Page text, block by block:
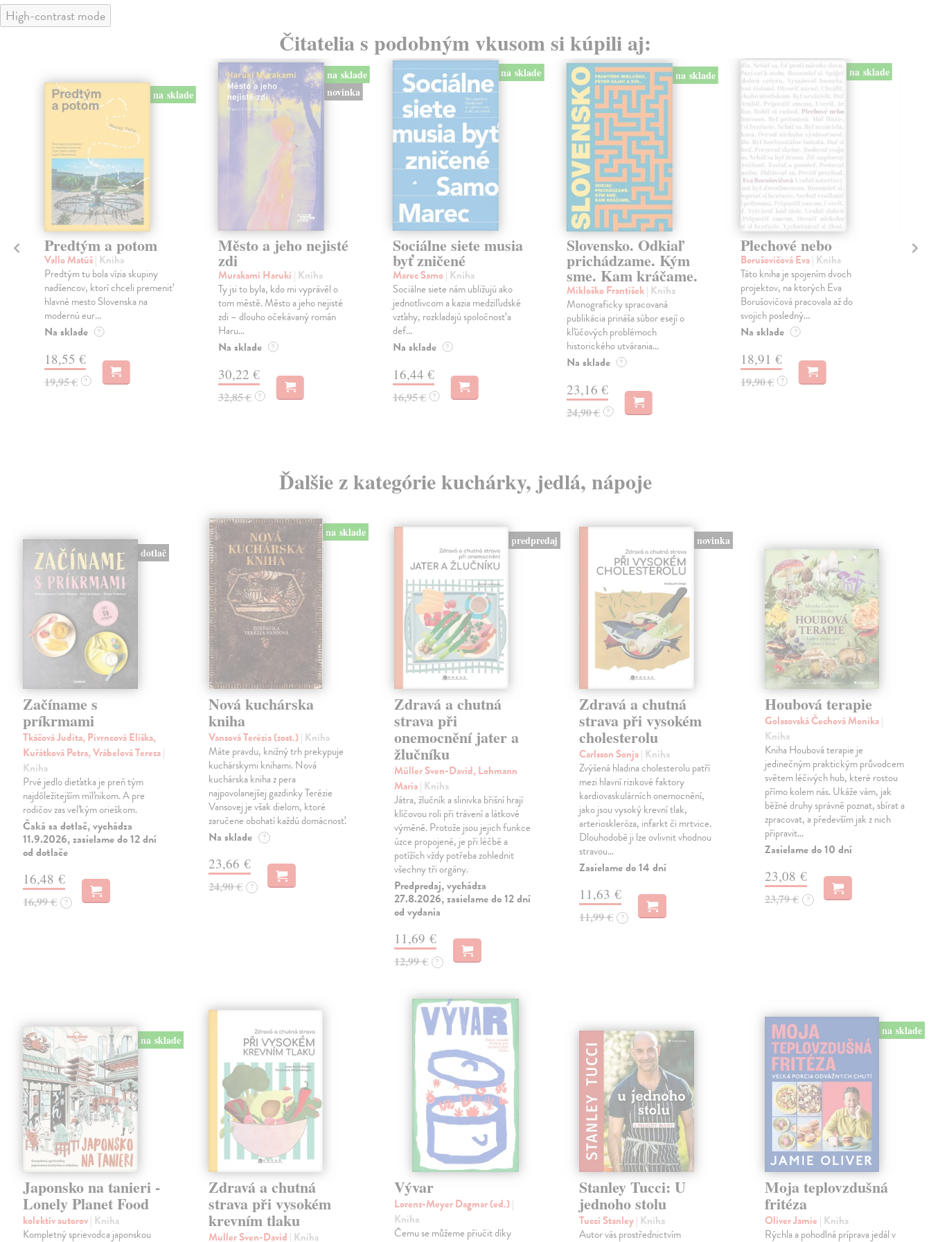
High-contrast mode
Čitatelia s podobným vkusom si kúpili aj:
na sklade
Predtým a potom
Vallo Matúš| Kniha
Predtým tu bola vízia skupiny
nadšencov, ktorí chceli premeniť
hlavné mesto Slovenska na
modernú eur...
Na sklade ?
18,55 €
19,95 € ?
na sklade
novinka
Město a jeho nejisté
zdi
Murakami Haruki | Kniha
Ty jsi to byla, kdo mi vyprávěl o
tom městě. Město a jeho nejisté
zdi – dlouho očekávaný román
Haru...
Na sklade ?
30,22 €
32,85 € ?
na sklade
Sociálne siete musia
byť zničené
Marec Samo| Kniha
Sociálne siete nám ubližujú ako
jednotlivcom a kazia medziľudské
vzťahy, rozkladajú spoločnosť a
def...
Na sklade ?
16,44 €
16,95 € ?
na sklade
Slovensko. Odkiaľ
prichádzame. Kým
sme. Kam kráčame.
Mikloško František| Kniha
Monograficky spracovaná
publikácia prináša súbor esejí o
kľúčových problémoch
historického utvárania...
Na sklade ?
23,16 €
24,90 € ?
na sklade
Plechové nebo
Borušovičová Eva| Kniha
Táto kniha je spojením dvoch
projektov, na ktorých Eva
Borušovičová pracovala až do
svojich posledný...
Na sklade ?
18,91 €
19,90 € ?
Ďalšie z kategórie kuchárky, jedlá, nápoje
dotlač
Začíname s
príkrmami
Tkáčová Judita, Pivrncová Eliška,
Kuřátková Petra, Vrábelová Tereza|
Kniha
Prvé jedlo dieťatka je preň tým
najdôležitejším míľnikom. A pre
rodičov zas veľkým orieškom.
Čaká sa dotlač, vychádza
11.9.2026, zasielame do 12 dní
od dotlače
16,48 €
16,99 € ?
na sklade
Nová kuchárska
kniha
Vansová Terézia (zost.)| Kniha
Máte pravdu, knižný trh prekypuje
kuchárskymi knihami. Nová
kuchárska kniha z pera
najpovolanejšej gazdinky Terézie
Vansovej je však dielom, ktoré
zaručene obohatí každú domácnosť.
Na sklade ?
23,66 €
24,90 € ?
predpredaj
Zdravá a chutná
strava při
onemocnění jater a
žlučníku
Müller Sven-David, Lohmann
Maria| Kniha
Játra, žlučník a slinivka břišní hrají
klíčovou roli při trávení a látkové
výměně. Protože jsou jejich funkce
úzce propojené, je při léčbě a
potížích vždy potřeba zohlednit
všechny tři orgány.
Predpredaj, vychádza
27.8.2026, zasielame do 12 dní
od vydania
11,69 €
12,99 € ?
novinka
Zdravá a chutná
strava při vysokém
cholesterolu
Carlsson Sonja| Kniha
Zvýšená hladina cholesterolu patří
mezi hlavní rizikové faktory
kardiovaskulárních onemocnění,
jako jsou vysoký krevní tlak,
arterioskleróza, infarkt či mrtvice.
Dlouhodobě ji lze ovlivnit vhodnou
stravou…
Zasielame do 14 dní
11,63 €
11,99 € ?
Houbová terapie
Golasovská Čechová Monika|
Kniha
Kniha Houbová terapie je
jedinečným praktickým průvodcem
světem léčivých hub, které rostou
přímo kolem nás. Ukáže vám, jak
běžné druhy správně poznat, sbírat a
zpracovat, a především jak z nich
připravit…
Zasielame do 10 dní
23,08 €
23,79 € ?
na sklade
Japonsko na tanieri -
Lonely Planet Food
kolektív autorov| Kniha
Kompletný sprievodca japonskou
Zdravá a chutná
strava při vysokém
krevním tlaku
Muller Sven-David | Kniha
Vývar
Lorenz-Meyer Dagmar (ed.)|
Kniha
Čemu se můžeme přiučit díky
Stanley Tucci: U
jednoho stolu
Tucci Stanley| Kniha
Autor vás prostřednictvím
na sklade
Moja teplovzdušná
fritéza
Oliver Jamie | Kniha
Rýchla a pohodlná príprava jedál v